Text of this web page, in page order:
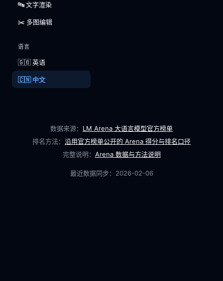
🔤 文字渲染
✂️ 多图编辑
语言
🇬🇧 英语
🇨🇳 中文
数据来源： LM Arena 大语言模型官方榜单
排名方法： 沿用官方榜单公开的 Arena 得分与排名口径
完整说明： Arena 数据与方法说明
最近数据同步： 2026-02-06